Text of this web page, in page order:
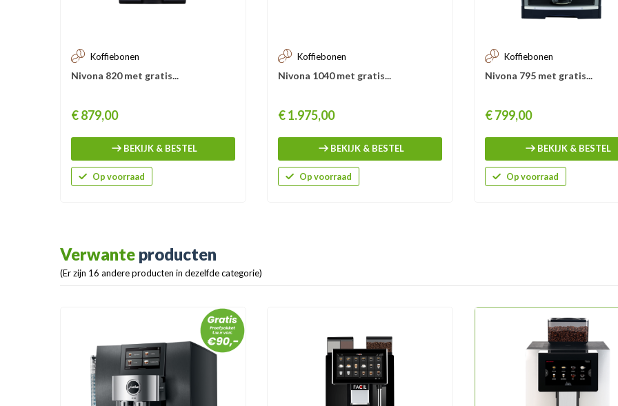
Koffiebonen
Nivona 820 met gratis...
Prijs
€ 879,00
BEKIJK & BESTEL
Op voorraad
Koffiebonen
Nivona 1040 met gratis...
Prijs
€ 1.975,00
BEKIJK & BESTEL
Op voorraad
Koffiebonen
Nivona 795 met gratis...
Prijs
€ 799,00
BEKIJK & BESTEL
Op voorraad
Verwante producten
(Er zijn 16 andere producten in dezelfde categorie)